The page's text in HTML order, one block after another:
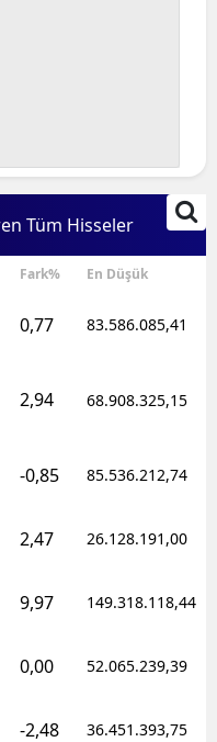
Tüm Hisseler
Fark% En Düşük
0,77 83.586.085,41
2,94 68.908.325,15
-0,85 85.536.212,74
2,47 26.128.191,00
9,97 149.318.118,44
0,00 52.065.239,39
-2,48 36.451.393,75